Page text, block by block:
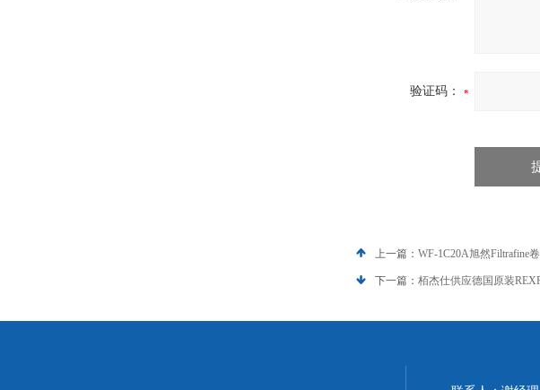
验证码：
上一篇： WF-1C20A旭然Filtrafine
下一篇： 栢杰仕供应德国原装